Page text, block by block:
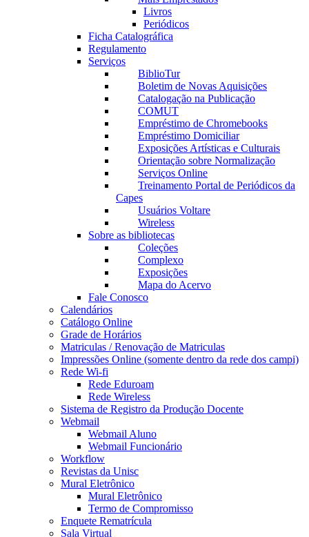
Livros
Periódicos
Ficha Catalográfica
Regulamento
Serviços
BiblioTur
Boletim de Novas Aquisições
Catalogação na Publicação
COMUT
Empréstimo de Chromebooks
Empréstimo Domiciliar
Exposições Artísticas e Culturais
Orientação sobre Normalização
Serviços Online
Treinamento Portal de Periódicos da
Capes
Usuários Voltare
Wireless
Sobre as bibliotecas
Coleções
Complexo
Exposições
Mapa do Acervo
Fale Conosco
Calendários
Catálogo Online
Grade de Horários
Matriculas / Renovação de Matriculas
Impressões Online (somente dentro da rede dos campi)
Rede Wi-fi
Rede Eduroam
Rede Wireless
Sistema de Registro da Produção Docente
Webmail
Webmail Aluno
Webmail Funcionário
Workflow
Revistas da Unisc
Mural Eletrônico
Mural Eletrônico
Termo de Compromisso
Enquete Rematrícula
Sala Virtual